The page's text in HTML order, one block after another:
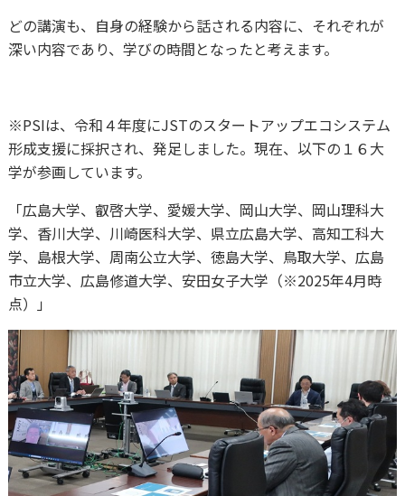
どの講演も、自身の経験から話される内容に、それぞれが
深い内容であり、学びの時間となったと考えます。
※PSIは、令和４年度にJSTのスタートアップエコシステム
形成支援に採択され、発足しました。現在、以下の１６大
学が参画しています。
「広島大学、叡啓大学、愛媛大学、岡山大学、岡山理科大
学、香川大学、川崎医科大学、県立広島大学、高知工科大
学、島根大学、周南公立大学、徳島大学、鳥取大学、広島
市立大学、広島修道大学、安田女子大学（※2025年4月時
点）」